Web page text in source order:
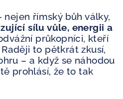
nejen římský bůh války,
sílu vůle, energii a
průkopníci, kteří
to pětkrát zkusí,
– a když se náhodou
prohlásí, že to tak